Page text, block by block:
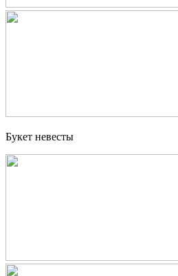
Букет невесты